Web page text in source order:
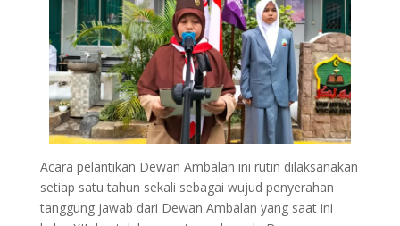
Acara pelantikan Dewan Ambalan ini rutin dilaksanakan
setiap satu tahun sekali sebagai wujud penyerahan
tanggung jawab dari Dewan Ambalan yang saat ini